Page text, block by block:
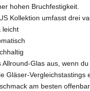
hohen Bruchfestigkeit.
Kollektion umfasst drei
leicht
Allround-Glas aus, wenn
Gläser-
am besten